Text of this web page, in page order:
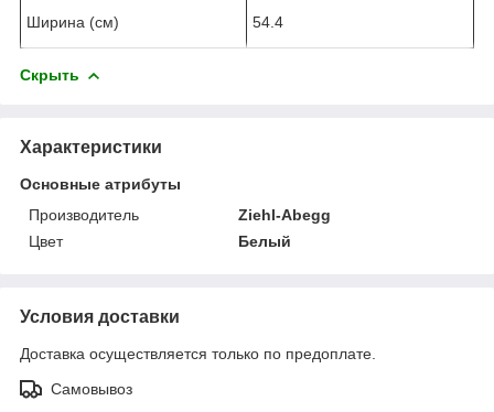
Ширина (см) 54.4
Скрыть
Характеристики
Основные атрибуты
Производитель
Ziehl-Abegg
Цвет
Белый
Условия доставки
Доставка осуществляется только по предоплате.
Самовывоз